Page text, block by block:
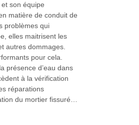
son équipe
matière de conduit de
problèmes qui
elles maitrisent les
autres dommages.
pour cela.
présence d’eau dans
à la vérification
réparations
du mortier fissuré…